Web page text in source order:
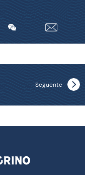
Seguente